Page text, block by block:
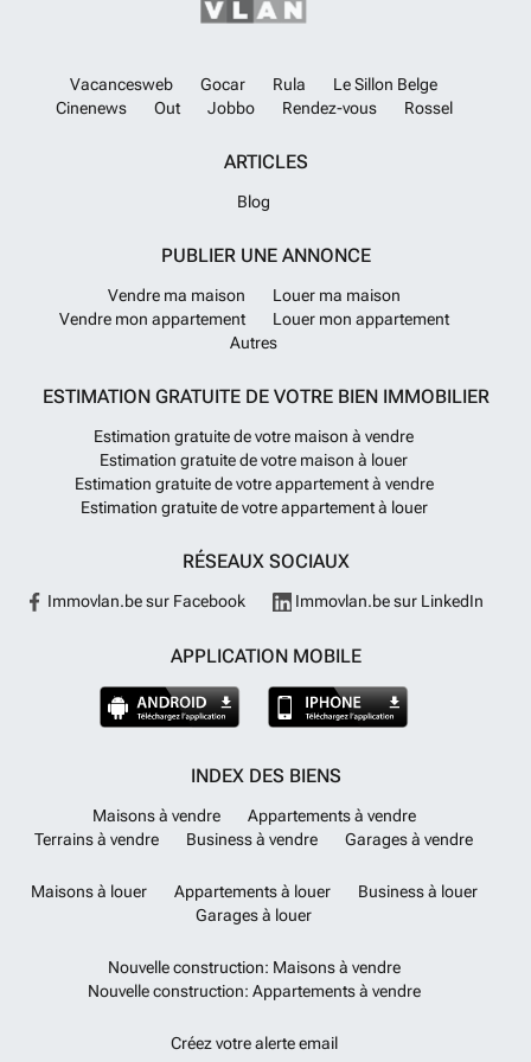
weiland, bos, een vijver een een groot meer. Een grandioze entree
licht door de hoge plafonds en grote ramen. Rustige, idyllische ligging
en toch op 10 minuten van een dorp met voorzieningen, een half uur
En savoir plus ?
Vacancesweb Gocar Rula
Le Sillon Belge
Cinenews
Out Jobbo Rendez-vous Rossel
ARTICLES
Blog
PUBLIER UNE ANNONCE
Vendre ma maison
Louer ma maison
Vendre mon appartement
Louer mon appartement
Autres
ESTIMATION GRATUITE DE VOTRE BIEN IMMOBILIER
Estimation gratuite de votre maison à vendre
Estimation gratuite de votre maison à louer
Estimation gratuite de votre appartement à vendre
Estimation gratuite de votre appartement à louer
RÉSEAUX SOCIAUX
Immovlan.be sur Facebook Immovlan.be sur LinkedIn
APPLICATION MOBILE
INDEX DES BIENS
Maisons à vendre
Appartements à vendre
Terrains à vendre
Business à vendre Garages à vendre
Maisons à louer Appartements à louer
Business à louer
Garages à louer
Nouvelle construction: Maisons à vendre
Nouvelle construction: Appartements à vendre
Créez votre alerte email